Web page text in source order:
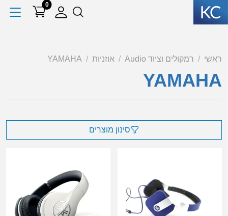
0
ראשי רמקולים וציוד Audio אוזניות YAMAHA
YAMAHA
סינון מוצרים